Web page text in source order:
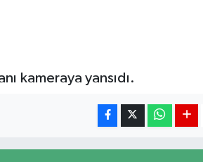
kameraya yansıdı.